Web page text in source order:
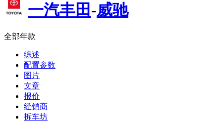
一汽丰田 -威驰
全部年款
综述
配置参数
图片
文章
报价
经销商
拆车坊